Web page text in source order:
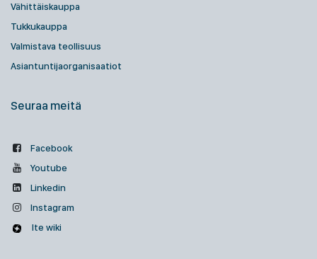
Vähittäiskauppa
Tukkukauppa
Valmistava teollisuus
Asiantuntijaorganisaatiot
Seuraa meitä
Facebook
Youtube
Linkedin
Instagram
Ite wiki